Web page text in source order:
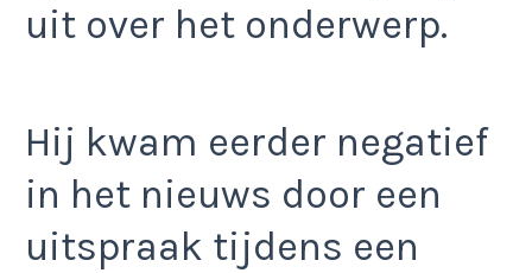
uit over het onderwerp.
Hij kwam eerder negatief
in het nieuws door een
uitspraak tijdens een